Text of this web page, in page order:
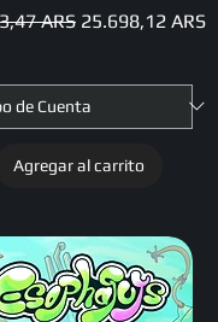
ARS Precio de oferta
25.698,12 ARS
Agregar al carrito